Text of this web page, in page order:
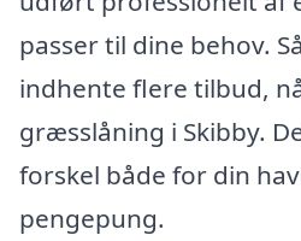
passer til dine behov.
indhente flere tilbud,
græsslåning i Skibby.
forskel både for din
pengepung.